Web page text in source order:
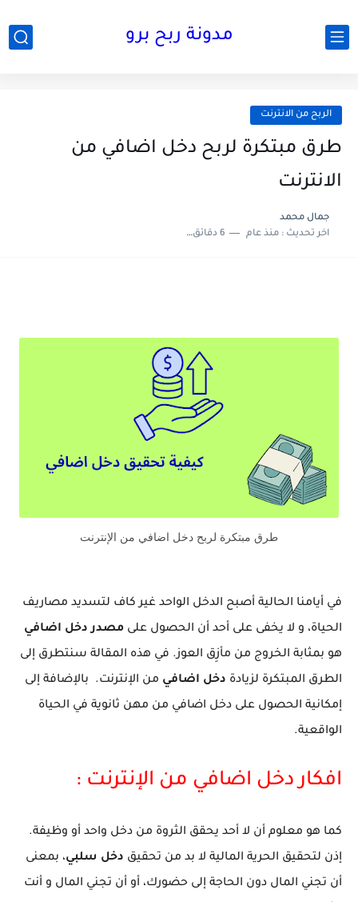
مدونة ربح برو
الربح من الانترنت
طرق مبتكرة لربح دخل اضافي من
الانترنت
جمال محمد
اخر تحديث :منذ عام 6 دقائق للقراءة
طرق مبتكرة لربح دخل اضافي من الإنترنت
في أيامنا الحالية أصبح الدخل الواحد غير كاف لتسديد مصاريف
الحياة، و لا يخفى على أحد أن الحصول على مصدر دخل اضافي
هو بمثابة الخروج من مأزِق العوز. في هذه المقالة سنتطرق إلى
الطرق المبتكرة لزيادة دخل اضافي من الإنترنت.
بالإضافة إلى
إمكانية الحصول على دخل اضافي من مهن ثانوية في الحياة
الواقعية.
افكار دخل اضافي من الإنترنت :
كما هو معلوم أن لا أحد يحقق الثروة من دخل واحد أو وظيفة.
إذن لتحقيق الحرية المالية لا بد من تحقيق دخل سلبي، بمعنى
أن تجني المال دون الحاجة إلى حضورك، أو أن تجني المال و أنت